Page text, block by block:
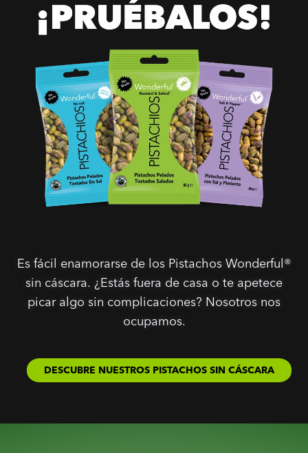
Es fácil enamorarse de los Pistachos Wonderful®
sin cáscara. ¿Estás fuera de casa o te apetece
picar algo sin complicaciones? Nosotros nos
ocupamos.
DESCUBRE NUESTROS PISTACHOS SIN CÁSCARA